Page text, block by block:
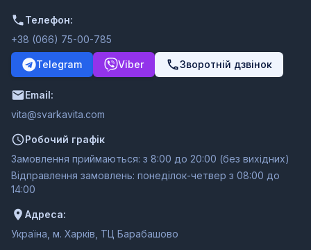
Телефон:
+38 (066) 75-00-785
Telegram Viber Зворотній дзвінок
Email:
moc.ativakravs@ativ
Робочий графік
Замовлення приймаються: з 8:00 до 20:00 (без вихідних)
Відправлення замовлень: понеділок-четвер з 08:00 до
14:00
Адреса:
Україна, м. Харків, ТЦ Барабашово